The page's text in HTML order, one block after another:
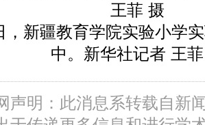
王菲 摄
疆教育学院实验小学实
中。新华社记者 王
声明：此消息系转载自新